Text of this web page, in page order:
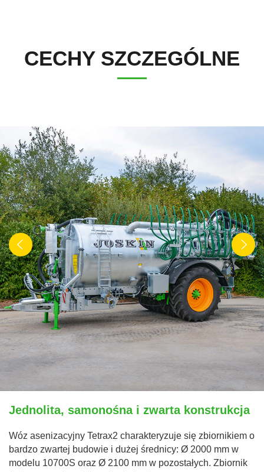
العربية
CECHY SZCZEGÓLNE
Jednolita, samonośna i zwarta konstrukcja
Wóz asenizacyjny Tetrax2 charakteryzuje się zbiornikiem o
bardzo zwartej budowie i dużej średnicy: Ø 2000 mm w
modelu 10700S oraz Ø 2100 mm w pozostałych. Zbiornik